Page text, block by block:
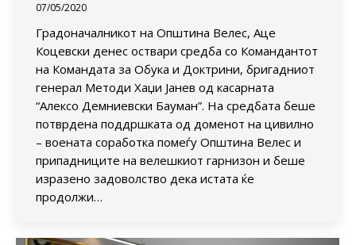
07/05/2020
Градоначалникот на Општина Велес, Аце
Коцевски денес оствари средба со Командантот
на Командата за Обука и Доктрини, бригадниот
генерал Методи Хаџи Јанев од касарната
“Алексо Демниевски Бауман”. На средбата беше
потврдена поддршката од доменот на цивилно
– воената соработка помеѓу Општина Велес и
припадниците на велешкиот гарнизон и беше
изразено задоволство дека истата ќе
продолжи…